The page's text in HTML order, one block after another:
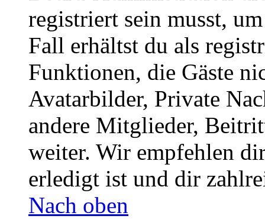
registriert sein musst,
Fall erhältst du als
Funktionen, die Gäste
Avatarbilder, Private
andere Mitglieder,
weiter. Wir empfehlen
erledigt ist und dir
Nach oben